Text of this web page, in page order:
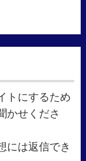
トにするため
かせくださ
には返信でき